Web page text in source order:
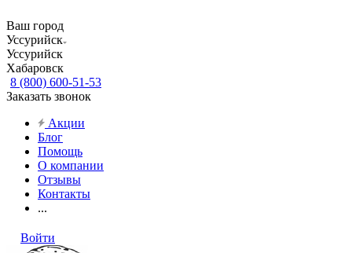
Ваш город
Уссурийск
Уссурийск
Хабаровск
8 (800) 600-51-53
Заказать звонок
Акции
Блог
Помощь
О компании
Отзывы
Контакты
...
Войти